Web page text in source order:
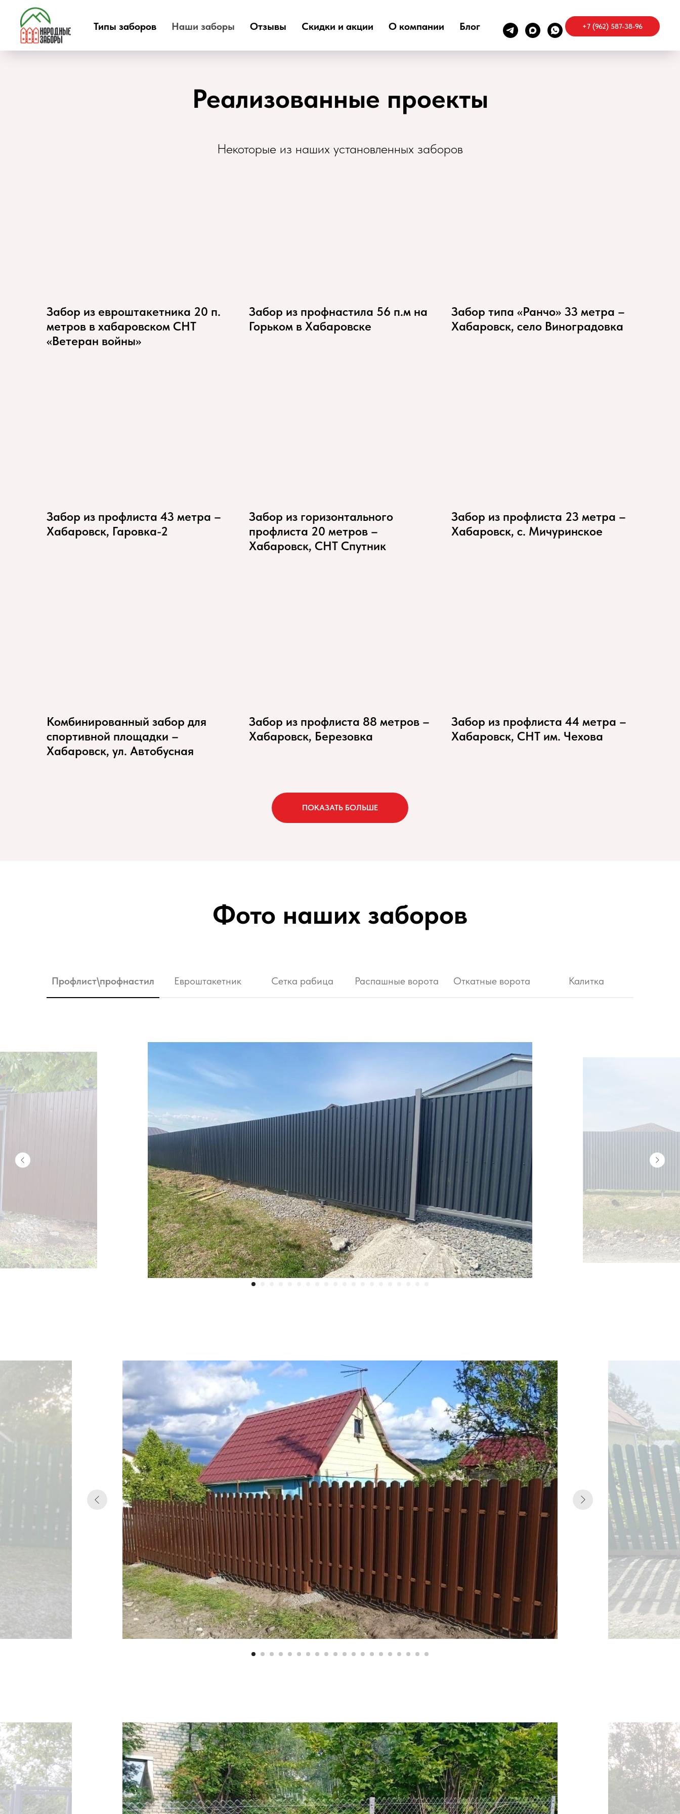
Типы заборов Наши заборы Отзывы Скидки и акции О компании Блог +7 (962) 587-38-96
Реализованные проекты
Некоторые из наших установленных заборов
Забор из евроштакетника 20 п.
метров в хабаровском СНТ
«Ветеран войны»
Забор из профнастила 56 п.м на
Горьком в Хабаровске
Забор типа «Ранчо» 33 метра –
Хабаровск, село Виноградовка
Забор из профлиста 43 метра –
Хабаровск, Гаровка-2
Забор из горизонтального
профлиста 20 метров –
Хабаровск, СНТ Спутник
Забор из профлиста 23 метра –
Хабаровск, с. Мичуринское
Комбинированный забор для
спортивной площадки –
Хабаровск, ул. Автобусная
Забор из профлиста 88 метров –
Хабаровск, Березовка
Забор из профлиста 44 метра –
Хабаровск, СНТ им. Чехова
ПОКАЗАТЬ БОЛЬШЕ
Фото наших заборов
Профлист\профнастил Евроштакетник Сетка рабица Распашные ворота Откатные ворота Калитка